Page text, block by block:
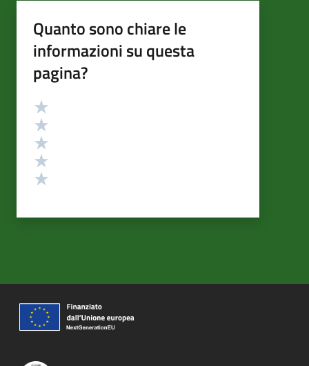
Quanto sono chiare le
informazioni su questa
pagina?
Valutazione